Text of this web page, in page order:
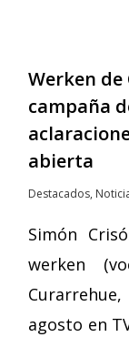
Werken
campaña
abierta
Destacados,
Simón
werken
agosto en